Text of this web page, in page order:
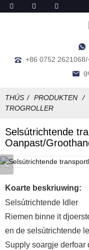
+86 0752
THÚS PRODUKTEN
TROGROLLER
Selsútrichtende
Oanpast/
Koarte beskriuwing:
Selsútrichtende Idler
Riemen binne it
en de selsútrichtende
Supply soargje derfoar